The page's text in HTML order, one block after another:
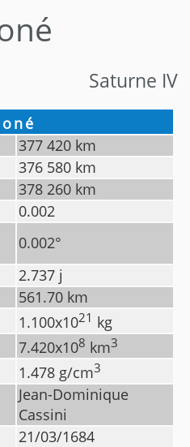
Saturne IV
377 420 km
376 580 km
378 260 km
0.002
0.002°
2.737 j
561.70 km
1.100x1021 kg
7.420x108 km3
1.478 g/cm3
Jean-Dominique
Cassini
21/03/1684